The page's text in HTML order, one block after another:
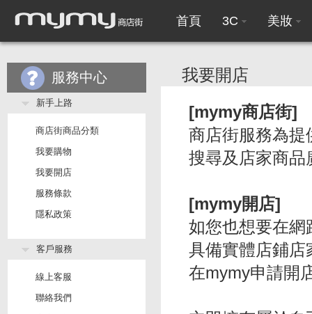
首頁 3C 美妝
服務中心
新手上路
商店街商品分類
我要購物
我要開店
服務條款
隱私政策
客戶服務
線上客服
聯絡我們
我要開店
[mymy商店街]
商店街服務為提
搜尋及店家商品
[mymy開店]
如您也想要在網
具備實體店鋪店
在mymy申請開